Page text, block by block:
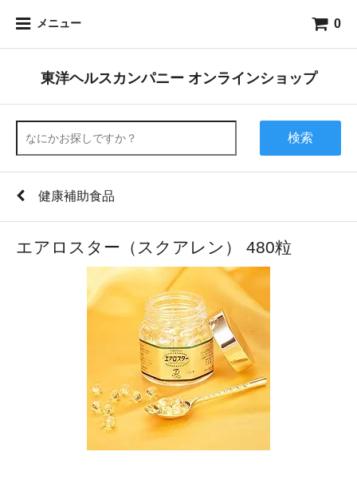
メニュー 0
東洋ヘルスカンパニー オンラインショップ
検索
健康補助食品
エアロスター（スクアレン） 480粒